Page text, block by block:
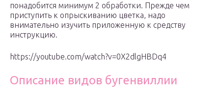
понадобится минимум 2 обработки. Прежде чем
приступить к опрыскиванию цветка, надо
внимательно изучить приложенную к средству
инструкцию.
https://youtube.com/watch?v=0X2dlgHBDq4
Описание видов бугенвиллии